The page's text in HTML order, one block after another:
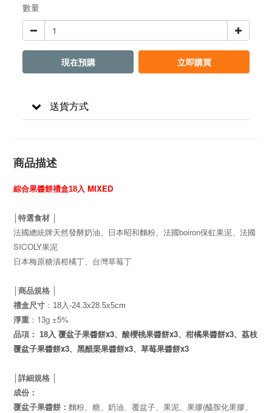
數量
現在預購 立即購買
送貨方式
商品描述
綜合果醬餅禮盒18入 MIXED
│特選食材 │
法國總統牌天然發酵奶油、日本昭和麵粉、法國boiron保虹果泥、法國
SICOLY果泥
日本梅原糖漬柑橘丁、台灣草莓丁
│商品規格 │
禮盒尺寸 ： 18入-24.3x28.5x5cm
淨重 ： 13g ±5%
品項 ： 18入 覆盆子果醬餅x3、酸櫻桃果醬餅x3、柑橘果醬餅x3、 荔枝
覆盆子果醬餅x3、黑醋栗果醬餅x3、草莓果醬餅x3
│詳細規格 │
成份：
覆盆子果醬餅 ： 麵粉、糖、奶油、覆盆子、果泥、果膠(醯胺化果膠、